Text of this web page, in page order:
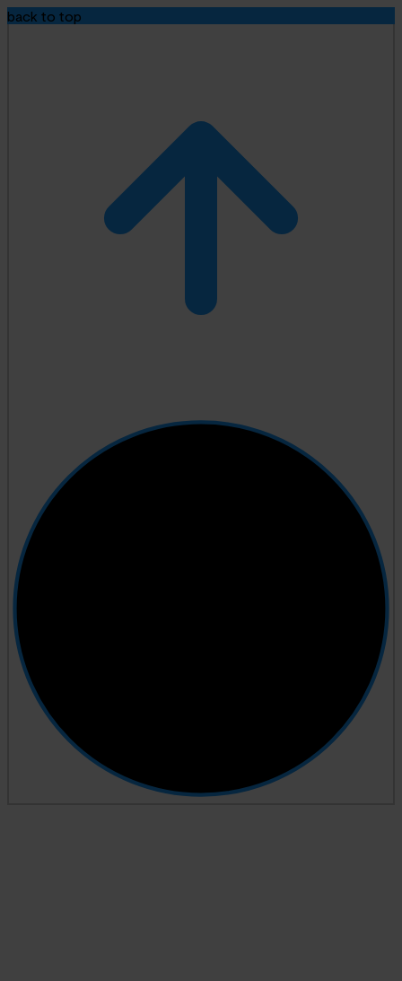
back to top